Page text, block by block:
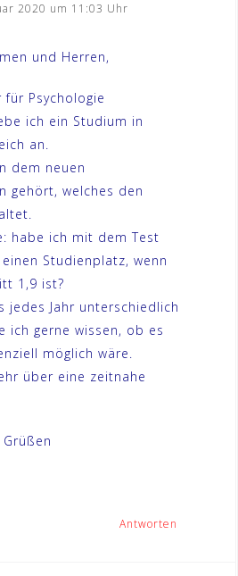
2020 um 11:03 Uhr
und Herren,
Psychologie
ich ein Studium in
an.
dem neuen
gehört, welches den
habe ich mit dem Test
Studienplatz, wenn
1,9 ist?
jedes Jahr unterschiedlich
ich gerne wissen, ob es
möglich wäre.
über eine zeitnahe
Antworten